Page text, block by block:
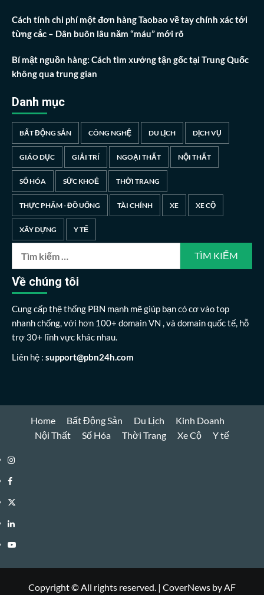
Cách tính chi phí một đơn hàng Taobao về tay chính xác tới
từng cắc – Dân buôn lâu năm “máu” mới rõ
Bí mật nguồn hàng: Cách tìm xưởng tận gốc tại Trung Quốc
không qua trung gian
Danh mục
BẤT ĐỘNG SẢN CÔNG NGHỆ DU LỊCH DỊCH VỤ
GIÁO DỤC GIẢI TRÍ NGOẠI THẤT NỘI THẤT
SỐ HÓA SỨC KHOẺ THỜI TRANG
THỰC PHẨM - ĐỒ UỐNG TÀI CHÍNH XE XE CỘ
XÂY DỰNG Y TẾ
cho:
Về chúng tôi
Cung cấp thệ thống PBN mạnh mẽ giúp bạn có cơ vào top
nhanh chống, với hơn 100+ domain VN , và domain quốc tế, hỗ
trợ 30+ lĩnh vực khác nhau.
Liên hệ : support@pbn24h.com
Home Bất Động Sản Du Lịch
Kinh Doanh
Nội Thất
Số Hóa Thời Trang Xe Cộ Y tế
Instagram
Facebook
Twitter
Linkedin
Youtube
Copyright © All rights reserved. | CoverNews by AF